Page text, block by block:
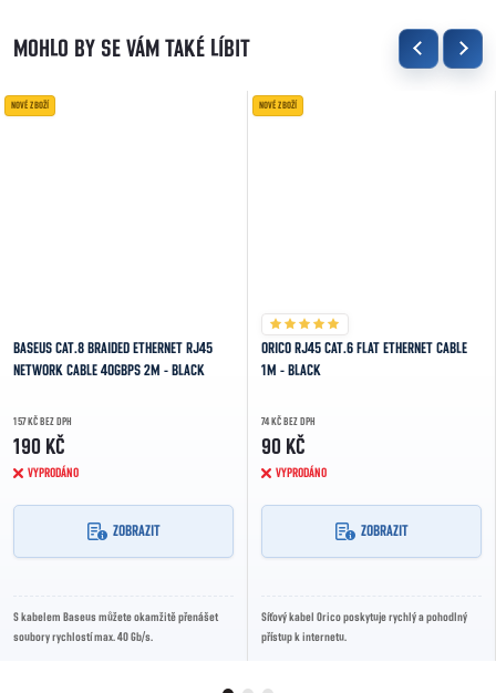
NOVÉ ZBOŽÍ
BASEUS CAT.8 BRAIDED ETHERNET RJ45
NETWORK CABLE 40GBPS 2M - BLACK
157 KČ BEZ DPH
190 KČ
VYPRODÁNO
ZOBRAZIT
S kabelem Baseus můžete okamžitě přenášet
soubory rychlostí max. 40 Gb/s.
NOVÉ ZBOŽÍ
ORICO RJ45 CAT.6 FLAT ETHERNET CABLE
1M - BLACK
74 KČ BEZ DPH
90 KČ
VYPRODÁNO
ZOBRAZIT
Síťový kabel Orico poskytuje rychlý a pohodlný
přístup k internetu.